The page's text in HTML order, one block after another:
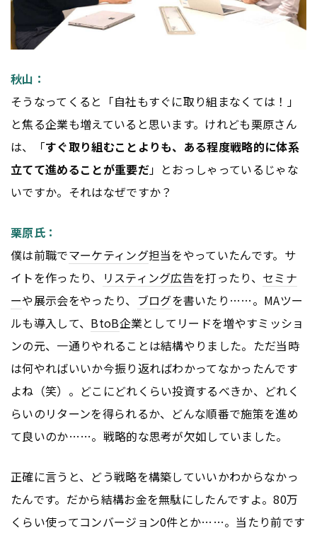
秋山：
そうなってくると「自社もすぐに取り組まなくては！」
と焦る企業も増えていると思います。けれども栗原さん
は、「すぐ取り組むことよりも、ある程度戦略的に体系
立てて進めることが重要だ」とおっしゃっているじゃな
いですか。それはなぜですか？
栗原氏：
僕は前職でマーケティング担当をやっていたんです。サ
イトを作ったり、 リスティング広告を打ったり、 セミナ
ーや展示会をやったり、 ブログを書いたり……。MAツー
ルも導入して、 BtoB企業としてリードを増やすミッショ
ンの元、一通りやれることは結構やりました。ただ当時
は何やればいいか今振り返ればわかってなかったんです
よね（笑）。どこにどれくらい投資するべきか、どれく
らいのリターンを得られるか、どんな順番で施策を進め
て良いのか……。戦略的な思考が欠如していました。
正確に言うと、どう戦略を構築していいかわからなかっ
たんです。だから結構お金を無駄にしたんですよ。80万
くらい使ってコンバージョン0件とか……。当たり前です